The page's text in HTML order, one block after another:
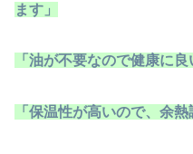
ます」
「油が不要なので健康に良
「保温性が高いので、余